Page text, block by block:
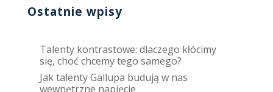
Ostatnie wpisy
Talenty kontrastowe: dlaczego kłócimy
się, choć chcemy tego samego?
Jak talenty Gallupa budują w nas
wewnętrzne napięcie